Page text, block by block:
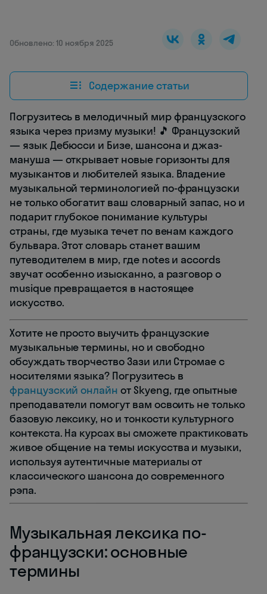
Обновлено: 10 ноября 2025
Содержание статьи
Погрузитесь в мелодичный мир французского
языка через призму музыки! 🎵 Французский
— язык Дебюсси и Бизе, шансона и джаз-
мануша — открывает новые горизонты для
музыкантов и любителей языка. Владение
музыкальной терминологией по-французски
не только обогатит ваш словарный запас, но и
подарит глубокое понимание культуры
страны, где музыка течет по венам каждого
бульвара. Этот словарь станет вашим
путеводителем в мир, где notes и accords
звучат особенно изысканно, а разговор о
musique превращается в настоящее
искусство.
Хотите не просто выучить французские
музыкальные термины, но и свободно
обсуждать творчество Зази или Стромае с
носителями языка? Погрузитесь в
французский онлайн от Skyeng, где опытные
преподаватели помогут вам освоить не только
базовую лексику, но и тонкости культурного
контекста. На курсах вы сможете практиковать
живое общение на темы искусства и музыки,
используя аутентичные материалы от
классического шансона до современного
рэпа.
Музыкальная лексика по-
французски: основные
термины